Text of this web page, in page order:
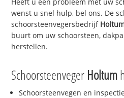
wenst u snel hulp, bel ons. De
schoorsteenvegersbedrijf
buurt om uw schoorsteen,
herstellen.
Schoorsteenveger Holtum
Schoorsteenvegen en inspectie